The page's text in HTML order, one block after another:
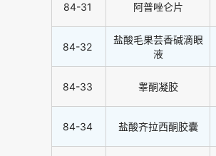
84-31 阿普唑仑片
84-32
盐酸毛果芸香碱滴眼
液
84-33 睾酮凝胶
84-34 盐酸齐拉西酮胶囊